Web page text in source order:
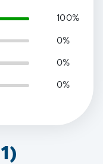
100%
0%
0%
0%
1 )